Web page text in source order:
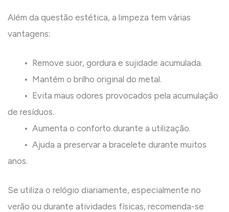
Além da questão estética, a limpeza tem várias
vantagens:
• Remove suor, gordura e sujidade acumulada.
• Mantém o brilho original do metal.
• Evita maus odores provocados pela acumulação
de resíduos.
• Aumenta o conforto durante a utilização.
• Ajuda a preservar a bracelete durante muitos
anos.
Se utiliza o relógio diariamente, especialmente no
verão ou durante atividades físicas, recomenda-se